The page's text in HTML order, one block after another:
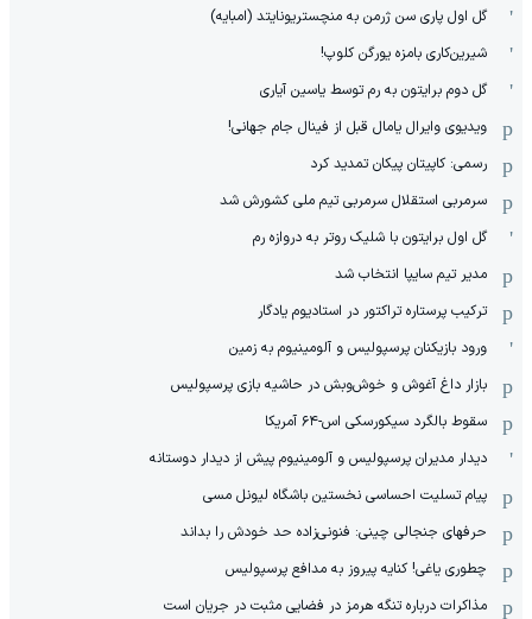
گل اول پاری سن ژرمن به منچستریونایتد (امبایه)
شیرین‌کاری بامزه یورگن کلوپ!
گل دوم برایتون به رم توسط یاسین آیاری
ویدیوی وایرال یامال قبل از فینال جام جهانی!
رسمی: کاپیتان پیکان تمدید کرد
سرمربی استقلال سرمربی تیم ملی کشورش شد
گل اول برایتون با شلیک روتر به دروازه رم
مدیر تیم سایپا انتخاب شد
ترکیب پرستاره تراکتور در استادیوم یادگار
ورود بازیکنان پرسپولیس و آلومینیوم به زمین
بازار داغ آغوش و خوش‌و‌بش در حاشیه بازی پرسپولیس
سقوط بالگرد سیکورسکی اس-۶۴ آمریکا
دیدار مدیران پرسپولیس و آلومینیوم پیش از دیدار دوستانه
پیام تسلیت احساسی نخستین باشگاه لیونل مسی
حرفهای جنجالی چینی: فنونی‌زاده حد خودش را بداند
چطوری یاغی! کنایه پیروز به مدافع پرسپولیس
مذاکرات درباره تنگه هرمز در فضایی مثبت در جریان است